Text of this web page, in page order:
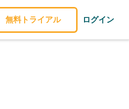
無料トライアル ログイン